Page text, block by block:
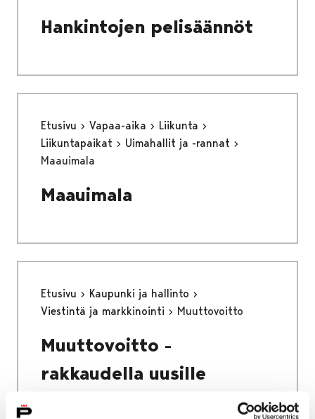
Hankintojen pelisäännöt
Etusivu Vapaa-aika
Liikunta
Liikuntapaikat
Uimahallit ja -rannat
Maauimala
Maauimala
Etusivu
Kaupunki ja hallinto
Viestintä ja markkinointi
Muuttovoitto
Muuttovoitto -
rakkaudella uusille